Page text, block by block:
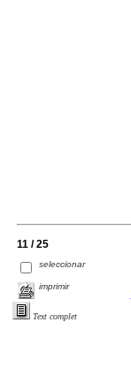
11 / 25
seleccionar
imprimir
Text complet